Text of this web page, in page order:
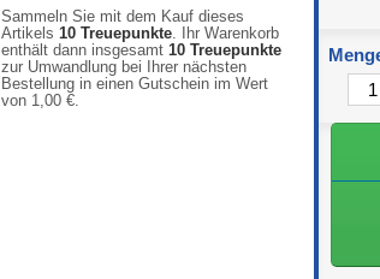
Sammeln Sie mit dem Kauf dieses
Artikels 10Treuepunkte. Ihr Warenkorb
enthält dann insgesamt 10Treuepunkte
zur Umwandlung bei Ihrer nächsten
Bestellung in einen Gutschein im Wert
von 1,00 €.